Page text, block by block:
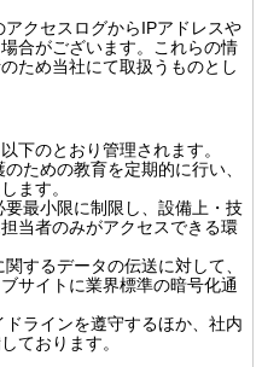
クセスログからIPアドレスや
合がございます。これらの情
ため当社にて取扱うものとし
下のとおり管理されます。
ための教育を定期的に行い、
ます。
最小限に制限し、設備上・技
当者のみがアクセスできる環
するデータの伝送に対して、
サイトに業界標準の暗号化通
ラインを遵守するほか、社内
ております。